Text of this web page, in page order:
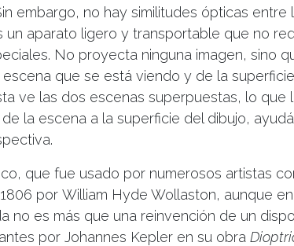
embargo, no hay similitudes ópticas entre
un aparato ligero y transportable que no
No proyecta ninguna imagen, sino
que se está viendo y de la
ve las dos escenas superpuestas, lo que
la escena a la superficie del dibujo,
que fue usado por numerosos artistas
por William Hyde Wollaston, aunque
no es más que una reinvención de un
por Johannes Kepler en su obra